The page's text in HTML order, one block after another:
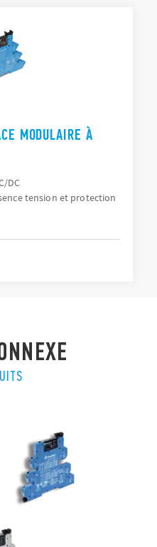
MODULAIRE À
DC
tension et protection